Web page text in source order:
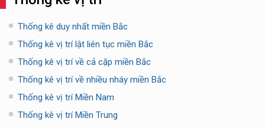
Thống kê duy nhất miền Bắc
Thống kê vị trí lật liên tục miền Bắc
Thống kê vị trí về cả cặp miền Bắc
Thống kê vị trí về nhiều nháy miền Bắc
Thống kê vị trí Miền Nam
Thống kê vị trí Miền Trung